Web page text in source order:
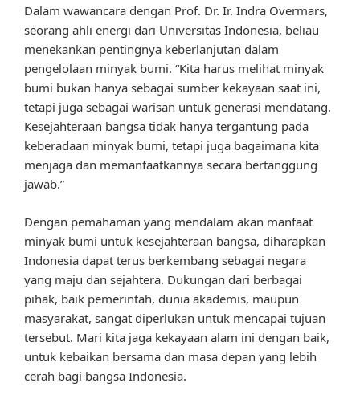
Dalam wawancara dengan Prof. Dr. Ir. Indra Overmars,
seorang ahli energi dari Universitas Indonesia, beliau
menekankan pentingnya keberlanjutan dalam
pengelolaan minyak bumi. “Kita harus melihat minyak
bumi bukan hanya sebagai sumber kekayaan saat ini,
tetapi juga sebagai warisan untuk generasi mendatang.
Kesejahteraan bangsa tidak hanya tergantung pada
keberadaan minyak bumi, tetapi juga bagaimana kita
menjaga dan memanfaatkannya secara bertanggung
jawab.”
Dengan pemahaman yang mendalam akan manfaat
minyak bumi untuk kesejahteraan bangsa, diharapkan
Indonesia dapat terus berkembang sebagai negara
yang maju dan sejahtera. Dukungan dari berbagai
pihak, baik pemerintah, dunia akademis, maupun
masyarakat, sangat diperlukan untuk mencapai tujuan
tersebut. Mari kita jaga kekayaan alam ini dengan baik,
untuk kebaikan bersama dan masa depan yang lebih
cerah bagi bangsa Indonesia.